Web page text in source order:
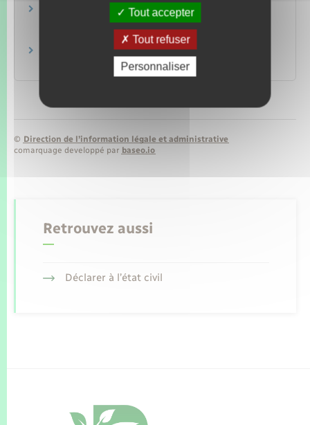
Portail des services en ligne des notaires de
Faire une recherche dans les archives
© Direction de l’information légale et administrative
comarquage developpé par baseo.io
Retrouvez aussi
Déclarer à l’état civil
Tout accepter
Tout refuser
Personnaliser